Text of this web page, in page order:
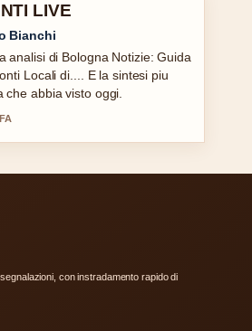
LIVE
Ricci
da vicino Trasporti Italia:
mezzi e carenza autisti –
il tono equilibrato di questa
con instradamento rapido di